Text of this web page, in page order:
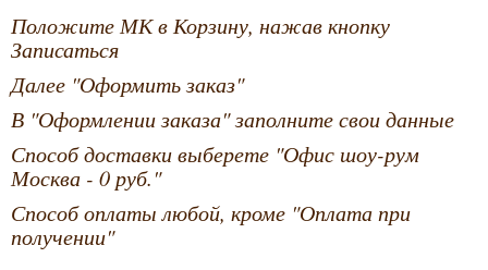
Положите МК в Корзину, нажав кнопку
Записаться
Далее "Оформить заказ"
В "Оформлении заказа" заполните свои данные
Способ доставки выберете "Офис шоу-рум
Москва - 0 руб."
Способ оплаты любой, кроме "Оплата при
получении"